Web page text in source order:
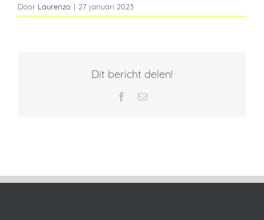
Door Laurenzo | 27 januari 2023
Dit bericht delen!
Facebook
E-